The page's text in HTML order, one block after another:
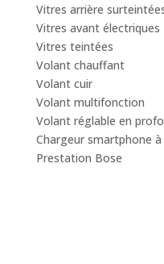
Vitres arrière
Vitres avant électriques
Vitres teintées
Volant chauffant
Volant cuir
Volant multifonction
Volant réglable en
Chargeur smartphone
Prestation Bose